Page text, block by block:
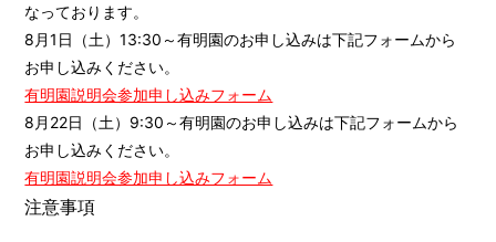
なっております。
8月1日（土）13:30～有明園のお申し込みは下記フォームから
お申し込みください。
有明園説明会参加申し込みフォーム
8月22日（土）9:30～有明園のお申し込みは下記フォームから
お申し込みください。
有明園説明会参加申し込みフォーム
注意事項